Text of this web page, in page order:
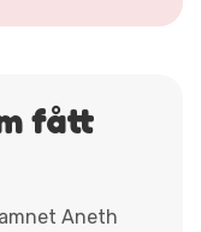
fått
Aneth